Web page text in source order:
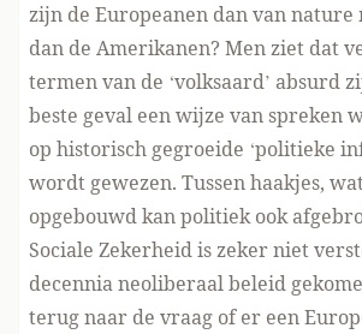
zijn de Europeanen dan van
dan de Amerikanen? Men ziet dat
termen van de ‘volksaard’ absurd
beste geval een wijze van spreken
op historisch gegroeide ‘politieke
wordt gewezen. Tussen haakjes,
opgebouwd kan politiek ook
Sociale Zekerheid is zeker niet
decennia neoliberaal beleid
terug naar de vraag of er een